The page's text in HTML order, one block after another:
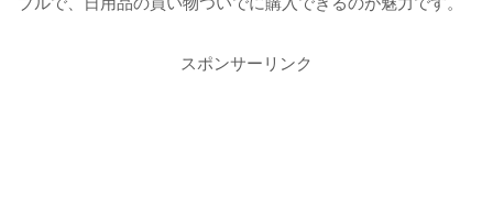
スポンサーリンク